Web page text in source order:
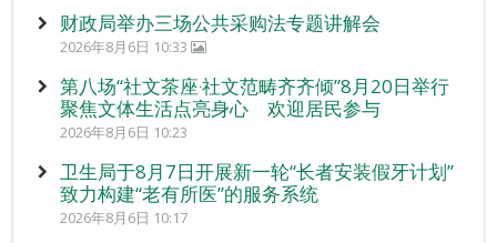
财政局举办三场公共采购法专题讲解会
2026年8月6日 10:33
第八场“社文茶座‧社文范畴齐齐倾”8月20日举行
聚焦文体生活点亮身心 欢迎居民参与
2026年8月6日 10:23
卫生局于8月7日开展新一轮“长者安装假牙计划”
致力构建“老有所医”的服务系统
2026年8月6日 10:17